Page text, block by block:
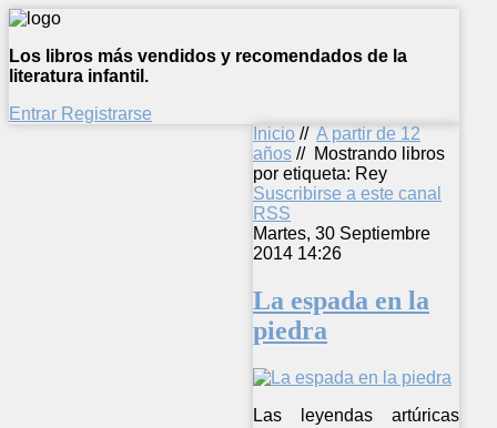
Los libros más vendidos y recomendados de la
literatura infantil.
Entrar Registrarse
Inicio // A partir de 12
años // Mostrando libros
por etiqueta: Rey
Suscribirse a este canal
RSS
Martes, 30 Septiembre
2014 14:26
La espada en la
piedra
Las leyendas artúricas